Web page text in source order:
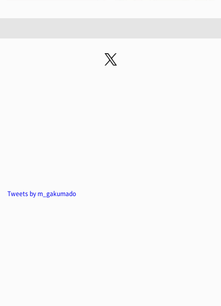
Tweets by m_gakumado